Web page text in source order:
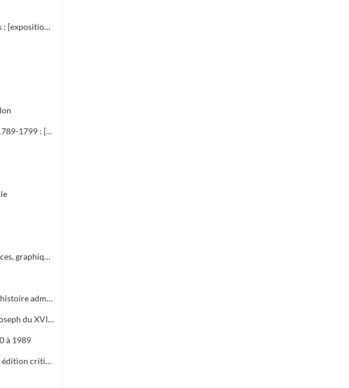
La France de 1789 d'après les cahiers de doléances : [exposition, Paris], Musée de l'histoire de France, [1976-1979]
Religion et politique : le Gard dans la Révolution, 1789-1799 : [exposition, Nîmes], 28 janvier-31 mars 1989
Les Paysans de Languedoc. Tome 2 : Annexes, sources, graphiques
Paroisses et communes de France : dictionnaire d'histoire administrative et démographique : Gard
Les Capucins dans l'histoire d'Alès : l'église Saint-Joseph du XVIIIe siècle à nos jours
à 1989
L'Intendance de Languedoc à la fin du XVIIe siècle : édition critique du mémoire "Pour l'instruction du duc de Bourgogne"